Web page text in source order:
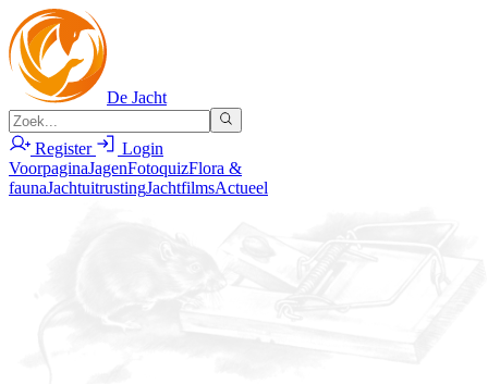
De Jacht
Register
Login
VoorpaginaJagenFotoquizFlora &
faunaJachtuitrustingJachtfilmsActueel